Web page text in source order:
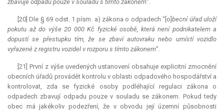
zbavuje odpadu pouze v souladu s tímto zákonem".
[20] Dle § 69 odst. 1 písm. a) zákona o odpadech "[o]becní úřad uloží
pokutu až do výše 20 000 Kč fyzické osobě, která není podnikatelem a
dopustí se přestupku tím, že se zbaví autovraku nebo umístí vozidlo
vyřazené z registru vozidel v rozporu s tímto zákonem".
[21] První z výše uvedených ustanovení obsahuje explicitní zmocnění
obecních úřadů provádět kontrolu v oblasti odpadového hospodářství a
kontrolovat, zda se fyzické osoby podléhající regulaci zákona o
odpadech zbavují odpadu pouze v souladu se zákonem. Pokud tedy
obec má jakékoliv podezření, že v obvodu její územní působnosti